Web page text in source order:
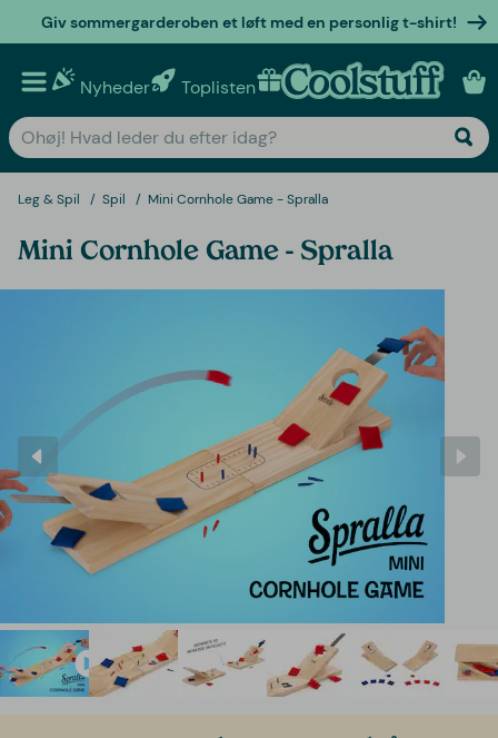
Giv sommergarderoben et løft med en personlig t-shirt!
Nyheder Toplisten Personlige gaver
Leg & Spil Spil Mini Cornhole Game - Spralla
Mini Cornhole Game - Spralla